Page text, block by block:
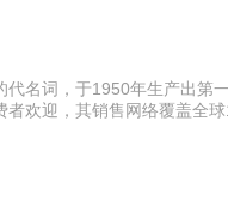
名词，于1950年生产出第
欢迎，其销售网络覆盖全